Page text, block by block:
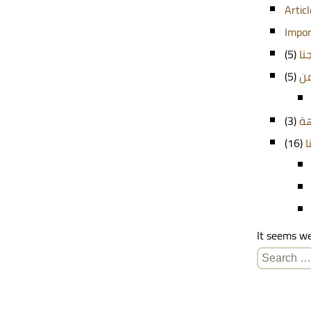
(5)
(5)
(3)
(16)
It seems
Search